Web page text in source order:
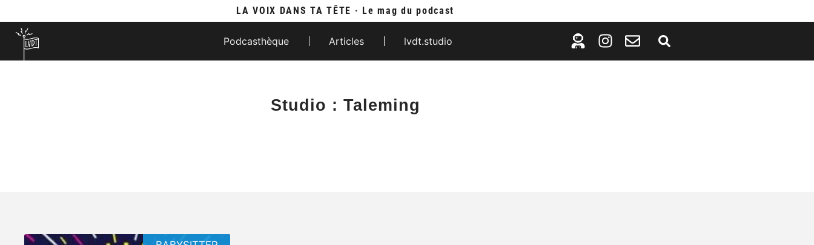
LA VOIX DANS TA TÊTE · Le mag du podcast
Podcasthèque Articles lvdt.studio
Studio : Taleming